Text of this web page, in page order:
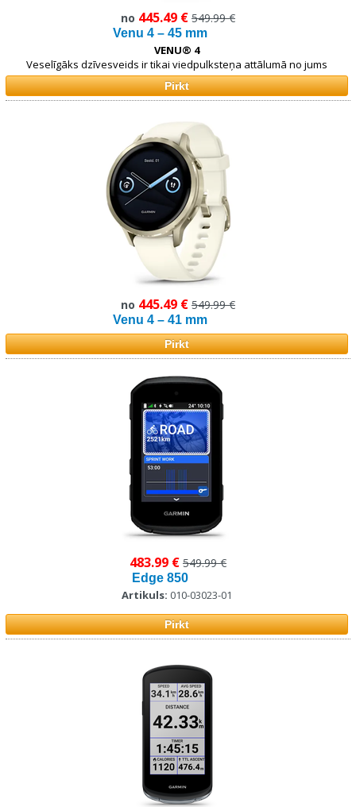
Venu 4 – 45 mm
VENU® 4
Veselīgāks dzīvesveids ir tikai viedpulksteņa attālumā no jums
no 445.49 € 549.99 €
Pirkt
Venu 4 – 41 mm
no 445.49 € 549.99 €
Pirkt
Edge 850
Artikuls: 010-03023-01
483.99 € 549.99 €
Pirkt